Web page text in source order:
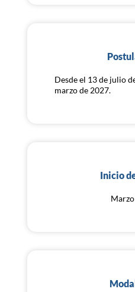
Desde el 13 de julio
marzo de 2027.
Inicio